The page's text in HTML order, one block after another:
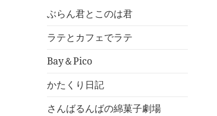
ぶらん君とこのは君
ラテとカフェでラテ
Bay＆Pico
かたくり日記
さんばるんばの綿菓子劇場